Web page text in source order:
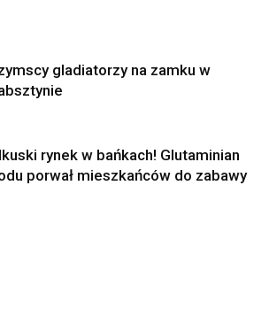
gladiatorzy na zamku w
rynek w bańkach! Glutaminian
porwał mieszkańców do zabawy